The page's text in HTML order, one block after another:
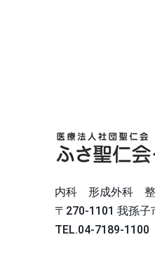
内科 形成外科
〒270‐1101 我孫
TEL.04-7189-